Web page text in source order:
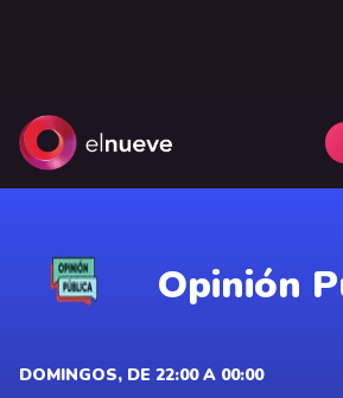
Opinión
DOMINGOS, DE 22:00 A 00:00